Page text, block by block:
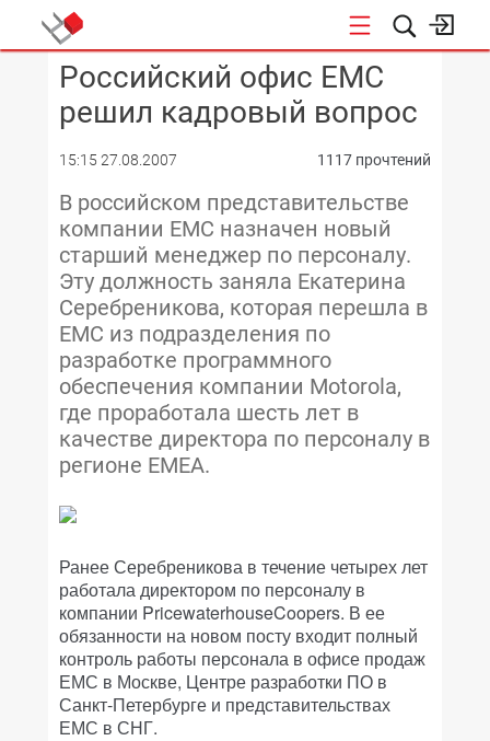
КОНФЕРЕНЦИИ
Российский офис EMC
решил кадровый вопрос
15:15 27.08.2007 1117 прочтений
В российском представительстве
компании EMC назначен новый
старший менеджер по персоналу.
Эту должность заняла Екатерина
Серебреникова, которая перешла в
ЕМС из подразделения по
разработке программного
обеспечения компании Motorola,
где проработала шесть лет в
качестве директора по персоналу в
регионе ЕМЕА.
Ранее Серебреникова в течение четырех лет
работала директором по персоналу в
компании PricewaterhouseCoopers. В ее
обязанности на новом посту входит полный
контроль работы персонала в офисе продаж
ЕМС в Москве, Центре разработки ПО в
Санкт-Петербурге и представительствах
ЕМС в СНГ.